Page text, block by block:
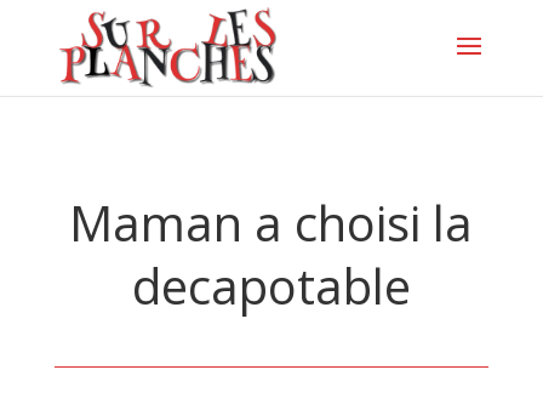
Maman a choisi la
decapotable